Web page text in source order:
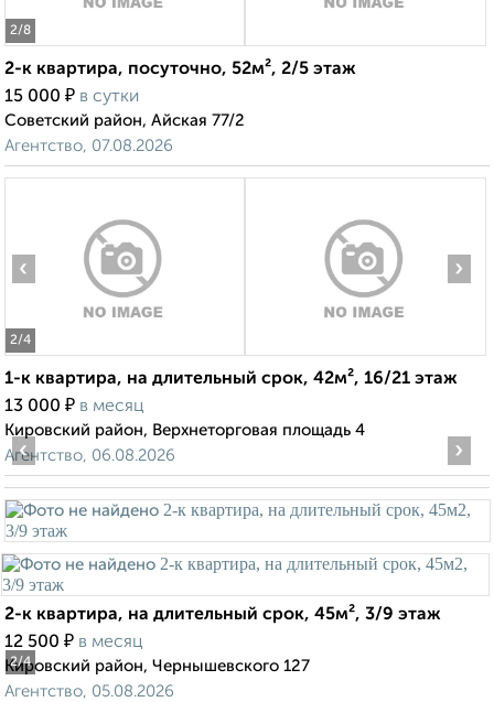
2/8
2-к квартира, посуточно, 52м², 2/5 этаж
15 000 ₽ в сутки
Советский район, Айская 77/2
Агентство, 07.08.2026
2/4
‹ ›
1-к квартира, на длительный срок, 42м², 16/21 этаж
13 000 ₽ в месяц
Кировский район, Верхнеторговая площадь 4
Агентство, 06.08.2026
2/4
‹ ›
2-к квартира, на длительный срок, 45м², 3/9 этаж
12 500 ₽ в месяц
Кировский район, Чернышевского 127
Агентство, 05.08.2026